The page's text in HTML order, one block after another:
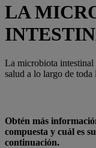
LA
La microbiota intestinal
salud a lo largo de toda
Obtén más
compuesta y cuál es
continuación.